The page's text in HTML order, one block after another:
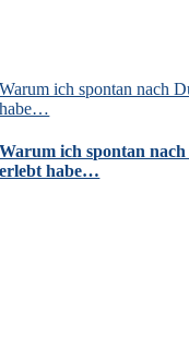
Warum ich spontan nach
habe…
Warum ich spontan
erlebt habe…